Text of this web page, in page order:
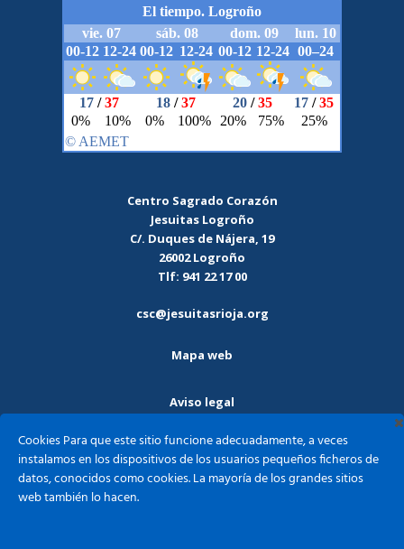
Centro Sagrado Corazón
Jesuitas Logroño
C/. Duques de Nájera, 19
26002 Logroño
Tlf: 941 22 17 00
csc@jesuitasrioja.org
Mapa web
Aviso legal
Política de privacidad
Cookies Para que este sitio funcione adecuadamente, a veces
instalamos en los dispositivos de los usuarios pequeños ficheros de
datos, conocidos como cookies. La mayoría de los grandes sitios
web también lo hacen.